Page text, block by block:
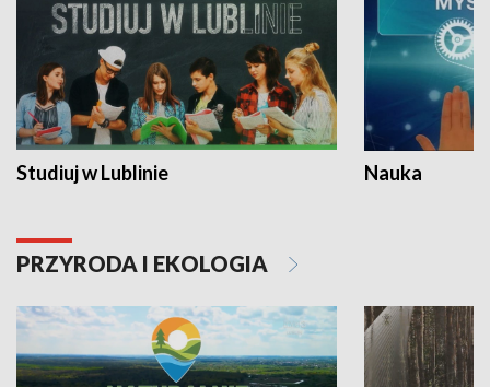
Studiuj w Lublinie Nauka
PRZYRODA I EKOLOGIA